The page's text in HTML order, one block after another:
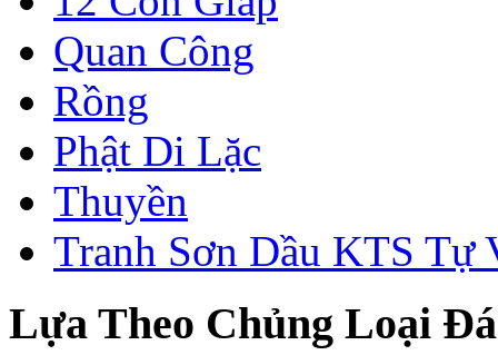
Quan Công
Rồng
Phật Di Lặc
Thuyền
Tranh Sơn Dầu KTS Tự
Lựa Theo Chủng Loại Đá